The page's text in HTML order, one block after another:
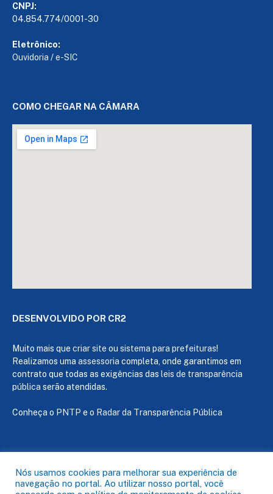
CNPJ:
04.854.774/0001-30
Eletrônico:
Ouvidoria /e-SIC
COMO CHEGAR NA CÂMARA
DESENVOLVIDO POR CR2
Muito mais que criar site ou sistema para prefeituras!
Realizamos uma assessoria completa, onde garantimos em
contrato que todas as exigências das leis de transparência
pública serão atendidas.
Conheça o PNTP e o Radar da Transparência Pública
Todos os direitos reservados a Câmara de Capanema
Nós usamos cookies para melhorar sua experiência de
navegação no portal. Ao utilizar nosso portal, você